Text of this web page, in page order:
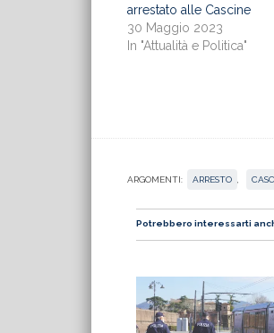
arrestato alle Cascine
30 Maggio 2023
In "Attualità e Politica"
ARGOMENTI: ARRESTO
Potrebbero interessarti